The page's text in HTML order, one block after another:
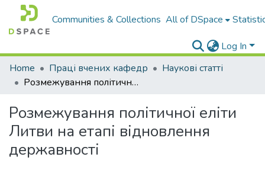
Communities & Collections All of DSpace
Log In
Home
Праці вчених кафедр
Наукові статті
Розмежування політичної еліти Литви на етапі відновлення державності
Розмежування політичної еліти
Литви на етапі відновлення
державності